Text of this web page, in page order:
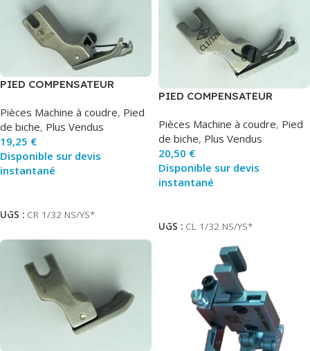
PIED COMPENSATEUR
Pièces Machine à coudre, Pied
de biche, Plus Vendus
19,25 €
Disponible sur devis
instantané
UGS : CR 1/32 NS/YS*
PIED COMPENSATEUR
Pièces Machine à coudre, Pied
de biche, Plus Vendus
20,50 €
Disponible sur devis
instantané
UGS : CL 1/32 NS/YS*